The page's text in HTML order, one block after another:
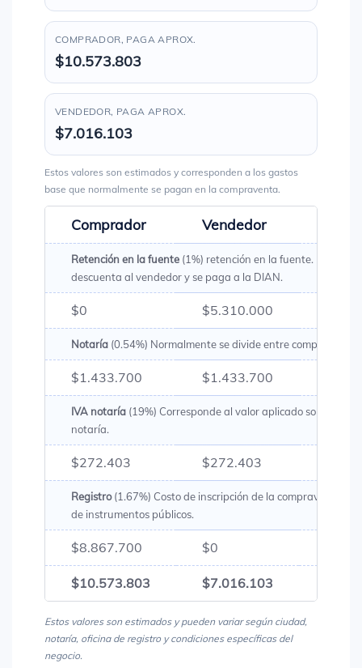
COMPRADOR, PAGA APROX.
$10.573.803
VENDEDOR, PAGA APROX.
$7.016.103
Estos valores son estimados y corresponden a los gastos
base que normalmente se pagan en la compraventa.
Comprador Vendedor
Retención en la fuente (1%) retención en la fuente. Es un
descuenta al vendedor y se paga a la DIAN.
$0 $5.310.000
Notaría (0.54%) Normalmente se divide entre comprador y
$1.433.700 $1.433.700
IVA notaría (19%) Corresponde al valor aplicado sobre los
notaría.
$272.403 $272.403
Registro(1.67%) Costo de inscripción de la compraventa en
de instrumentos públicos.
$8.867.700 $0
$10.573.803 $7.016.103
Estos valores son estimados y pueden variar según ciudad,
notaría, oficina de registro y condiciones específicas del
negocio.